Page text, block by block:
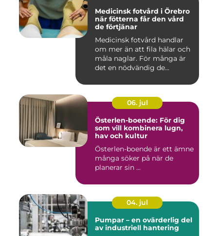
Medicinsk fotvård i Örebro
när fötterna får den vård
de förtjänar
Medicinsk fotvård handlar
om mer än att fila hälar och
måla naglar. För många är
det en nödvändig de...
06. jul
Österlen-boende: För dig
som vill kombinera lugn,
hav och kultur
Österlen-boende är ett ämne
många söker på när de
planerar sin ...
04. jul
Pumpar – en ovärderlig del
av industriell hantering